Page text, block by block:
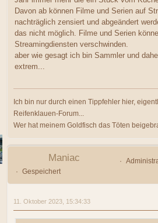
Davon ab können Filme und Serien auf
nachträglich zensiert und abgeändert
das nicht möglich. Filme und Serien
Streamingdiensten verschwinden.
aber wie gesagt ich bin Sammler und
extrem...
Ich bin nur durch einen Tippfehler hier,
Reifenklauen-Forum...
Wer hat meinem Goldfisch das Töten
Maniac
Gespeichert
11. Oktober 2023, 15:34:33